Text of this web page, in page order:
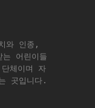
와 인종,
어린이들
체이며 자
곳입니다.